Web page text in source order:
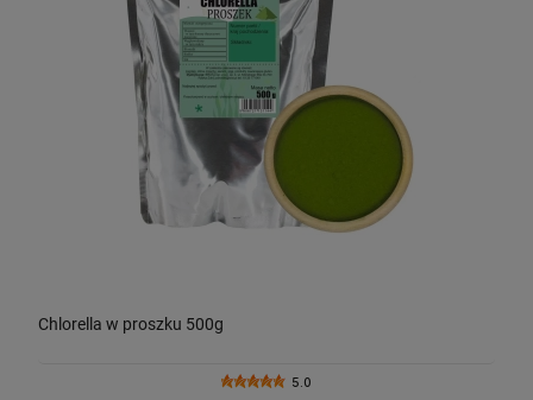
Chlorella w proszku 500g
5.0